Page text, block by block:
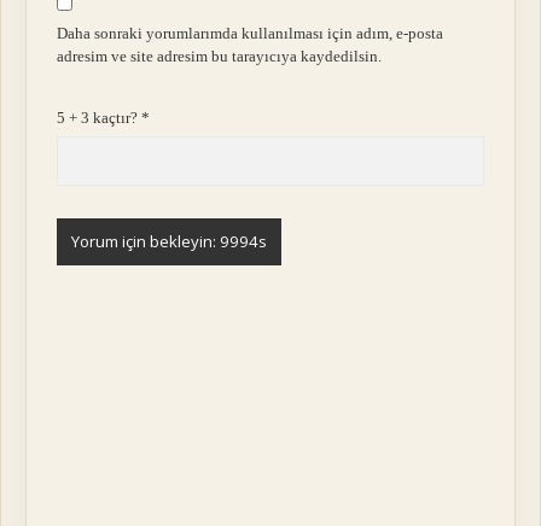
Daha sonraki yorumlarımda kullanılması için adım, e-posta
adresim ve site adresim bu tarayıcıya kaydedilsin.
5 + 3 kaçtır?*